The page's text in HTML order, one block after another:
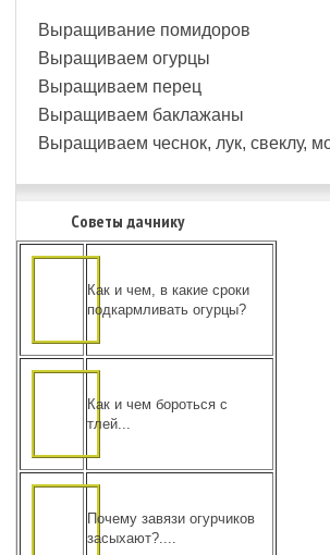
Выращивание помидоров
Выращиваем огурцы
Выращиваем перец
Выращиваем баклажаны
Выращиваем чеснок, лук, свеклу,
Советы дачнику
Как и чем, в какие сроки
подкармливать огурцы?
Как и чем бороться с
тлей...
Почему завязи огурчиков
засыхают?....